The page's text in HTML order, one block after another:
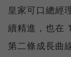
皇家可口總經
續精進，也在
第二條成長曲